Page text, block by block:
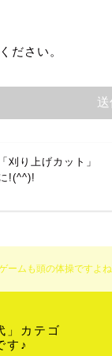
ださい。
刈り上げカット」
!(^^)!
ームも頭の体操ですよね
」カテゴ
す♪